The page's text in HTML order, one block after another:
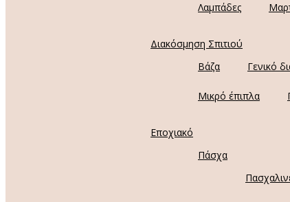
Λαμπάδες
Διακόσμηση Σπιτιού
Βάζα
Γενικό
Μικρό έπιπλα
Εποχιακό
Πάσχα